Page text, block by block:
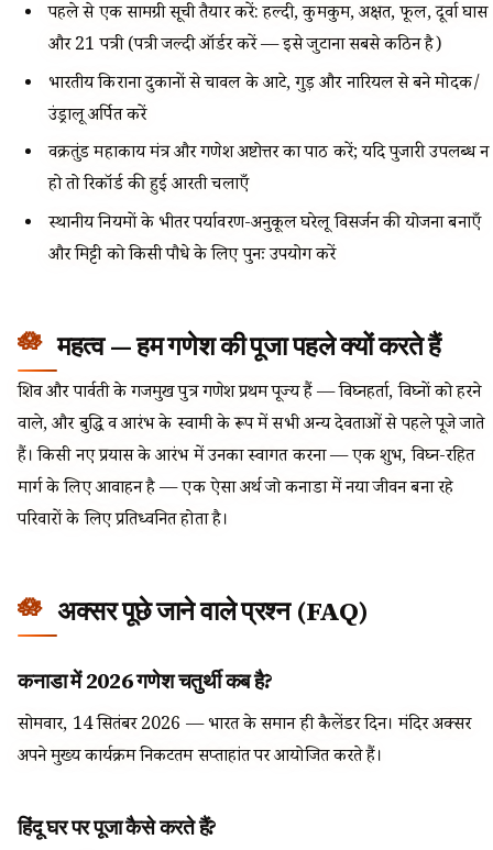
पहले से एक सामग्री सूची तैयार करें: हल्दी, कुमकुम, अक्षत, फूल, दूर्वा घास
और 21 पत्री (पत्री जल्दी ऑर्डर करें — इसे जुटाना सबसे कठिन है)
भारतीय किराना दुकानों से चावल के आटे, गुड़ और नारियल से बने मोदक/
उंड्रालू अर्पित करें
वक्रतुंड महाकाय मंत्र और गणेश अष्टोत्तर का पाठ करें; यदि पुजारी उपलब्ध न
हो तो रिकॉर्ड की हुई आरती चलाएँ
स्थानीय नियमों के भीतर पर्यावरण-अनुकूल घरेलू विसर्जन की योजना बनाएँ
और मिट्टी को किसी पौधे के लिए पुनः उपयोग करें
महत्व — हम गणेश की पूजा पहले क्यों करते हैं
शिव और पार्वती के गजमुख पुत्र गणेश प्रथम पूज्य हैं — विघ्नहर्ता, विघ्नों को हरने
वाले, और बुद्धि व आरंभ के स्वामी के रूप में सभी अन्य देवताओं से पहले पूजे जाते
हैं। किसी नए प्रयास के आरंभ में उनका स्वागत करना — एक शुभ, विघ्न-रहित
मार्ग के लिए आवाहन है — एक ऐसा अर्थ जो कनाडा में नया जीवन बना रहे
परिवारों के लिए प्रतिध्वनित होता है।
अक्सर पूछे जाने वाले प्रश्न (FAQ)
कनाडा में 2026 गणेश चतुर्थी कब है?
सोमवार, 14 सितंबर 2026 — भारत के समान ही कैलेंडर दिन। मंदिर अक्सर
अपने मुख्य कार्यक्रम निकटतम सप्ताहांत पर आयोजित करते हैं।
हिंदू घर पर पूजा कैसे करते हैं?